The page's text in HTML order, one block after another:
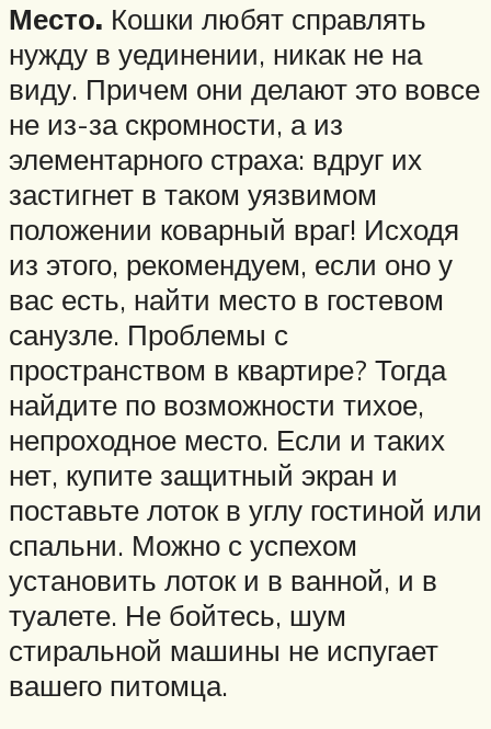
Место. Кошки любят справлять
нужду в уединении, никак не на
виду. Причем они делают это вовсе
не из-за скромности, а из
элементарного страха: вдруг их
застигнет в таком уязвимом
положении коварный враг! Исходя
из этого, рекомендуем, если оно у
вас есть, найти место в гостевом
санузле. Проблемы с
пространством в квартире? Тогда
найдите по возможности тихое,
непроходное место. Если и таких
нет, купите защитный экран и
поставьте лоток в углу гостиной или
спальни. Можно с успехом
установить лоток и в ванной, и в
туалете. Не бойтесь, шум
стиральной машины не испугает
вашего питомца.